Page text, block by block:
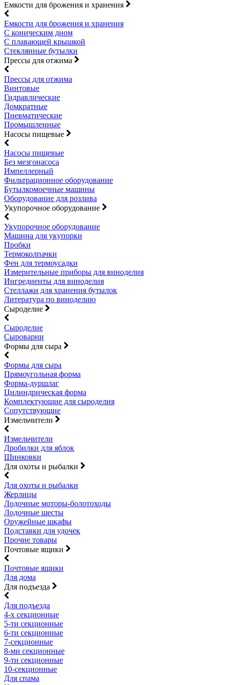
Емкости для брожения и хранения
Емкости для брожения и хранения
С коническим дном
С плавающей крышкой
Стеклянные бутылки
Прессы для отжима
Прессы для отжима
Винтовые
Гидравлические
Домкратные
Пневматические
Промышленные
Насосы пищевые
Насосы пищевые
Без мезгонасоса
Импеллерный
Фильтрационное оборудование
Бутылкомоечные машины
Оборудование для розлива
Укупорочное оборудование
Укупорочное оборудование
Машина для укупорки
Пробки
Термоколпачки
Фен для термоусадки
Измерительные приборы для виноделия
Ингредиенты для виноделия
Стеллажи для хранения бутылок
Литература по виноделию
Сыроделие
Сыроделие
Сыроварни
Формы для сыра
Формы для сыра
Прямоугольная форма
Форма-дуршлаг
Цилиндрическая форма
Комплектующие для сыроделия
Сопутствующие
Измельчители
Измельчители
Дробилки для яблок
Шинковки
Для охоты и рыбалки
Для охоты и рыбалки
Жерлицы
Лодочные моторы-болотоходы
Лодочные шесты
Оружейные шкафы
Подставки для удочек
Прочие товары
Почтовые ящики
Почтовые ящики
Для дома
Для подъезда
Для подъезда
4-х секционные
5-ти секционные
6-ти секционные
7-секционные
8-ми секционные
9-ти секционные
10-секционные
Для спама